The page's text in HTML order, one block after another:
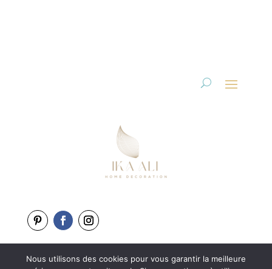
Copyright 2025-2026
Nous utilisons des cookies pour vous garantir la meilleure